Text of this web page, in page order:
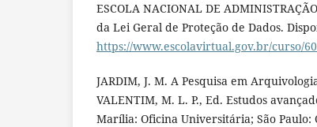
ESCOLA NACIONAL DE
da Lei Geral de Proteção de Dados.
https://www.escolavirtual.gov.br/curso/
JARDIM, J. M. A Pesquisa em
VALENTIM, M. L. P., Ed. Estudos
Marília: Oficina Universitária; São Paulo: